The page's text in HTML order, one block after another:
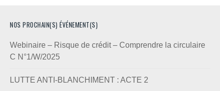
NOS PROCHAIN(S) ÉVÉNEMENT(S)
Webinaire – Risque de crédit – Comprendre la circulaire
C N°1/W/2025
LUTTE ANTI-BLANCHIMENT : ACTE 2